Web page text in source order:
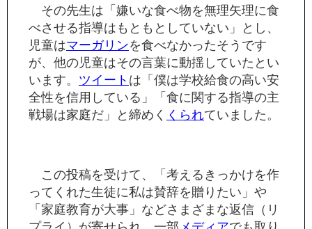
その先生は「嫌いな食べ物を無理矢理に食
べさせる指導はもともとしていない」とし、
児童はマーガリンを食べなかったそうです
が、他の児童はその言葉に動揺していたとい
います。 ツイート は「僕は学校給食の高い安
全性を信用している」「食に関する指導の主
戦場は家庭だ」と締めく くられていました。
この投稿を受けて、「考えるきっかけを作
ってくれた生徒に私は賛辞を贈りたい」や
「家庭教育が大事」などさまざまな返信（リ